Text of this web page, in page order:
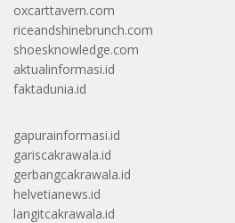
oxcarttavern.com
riceandshinebrunch.com
shoesknowledge.com
aktualinformasi.id
faktadunia.id
gapurainformasi.id
gariscakrawala.id
gerbangcakrawala.id
helvetianews.id
langitcakrawala.id